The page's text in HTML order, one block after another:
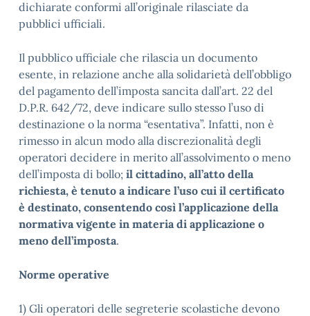
dichiarate conformi all’originale rilasciate da
pubblici ufficiali.
Il pubblico ufficiale che rilascia un documento
esente, in relazione anche alla solidarietà dell’obbligo
del pagamento dell’imposta sancita dall’art. 22 del
D.P.R. 642/72, deve indicare sullo stesso l’uso di
destinazione o la norma “esentativa”. Infatti, non è
rimesso in alcun modo alla discrezionalità degli
operatori decidere in merito all’assolvimento o meno
dell’imposta di bollo; il cittadino, all’atto della
richiesta, è tenuto a indicare l’uso cui il certificato
è destinato, consentendo così l’applicazione della
normativa vigente in materia di applicazione o
meno dell’imposta.
Norme operative
1) Gli operatori delle segreterie scolastiche devono